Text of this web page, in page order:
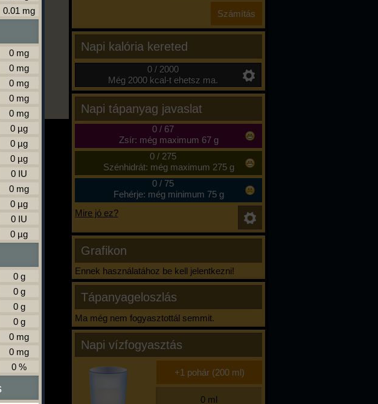
Napi kalória kereted
0 / 2000
Még 2000 kcal-t ehetsz ma.
Napi tápanyag javaslat
0/ 67
Zsír: még maximum 67 g
0/ 275
Szénhidrát: még maximum 275 g
0/ 75
Fehérje: még minimum 75 g
Mire jó ez?
Grafikon
Ennek használatához be kell jelentkezni!
Tápanyageloszlás
Ma még nem fogyasztottál semmit.
Napi vízfogyasztás